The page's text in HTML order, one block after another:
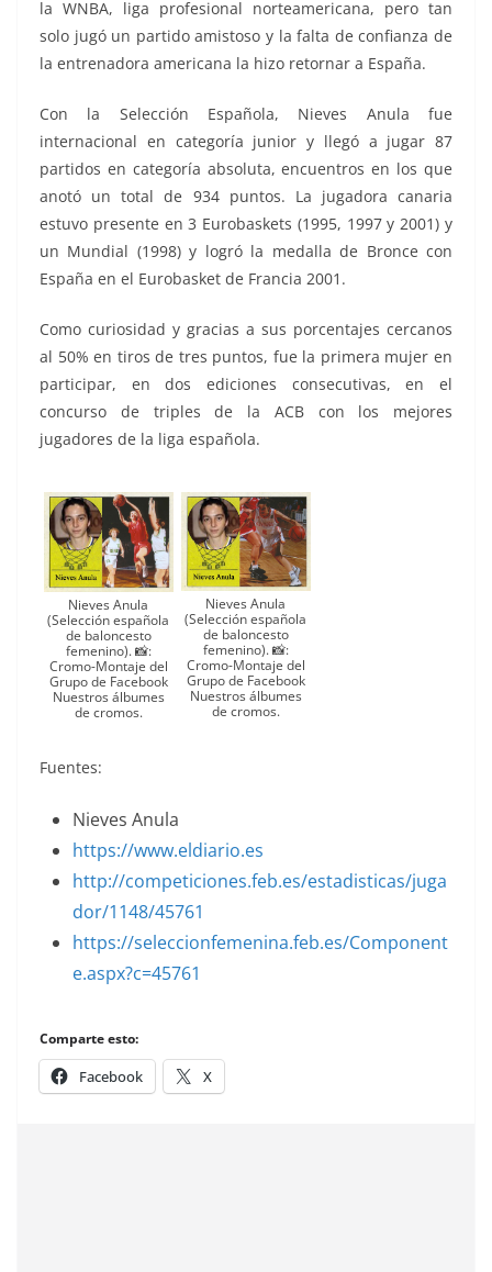
la WNBA, liga profesional norteamericana, pero tan
solo jugó un partido amistoso y la falta de confianza de
la entrenadora americana la hizo retornar a España.
Con la Selección Española, Nieves Anula fue
internacional en categoría junior y llegó a jugar 87
partidos en categoría absoluta, encuentros en los que
anotó un total de 934 puntos. La jugadora canaria
estuvo presente en 3 Eurobaskets (1995, 1997 y 2001) y
un Mundial (1998) y logró la medalla de Bronce con
España en el Eurobasket de Francia 2001.
Como curiosidad y gracias a sus porcentajes cercanos
al 50% en tiros de tres puntos, fue la primera mujer en
participar, en dos ediciones consecutivas, en el
concurso de triples de la ACB con los mejores
jugadores de la liga española.
Nieves Anula
(Selección española
de baloncesto
femenino). 📸:
Cromo-Montaje del
Grupo de Facebook
Nuestros álbumes
de cromos.
Nieves Anula
(Selección española
de baloncesto
femenino). 📸:
Cromo-Montaje del
Grupo de Facebook
Nuestros álbumes
de cromos.
Fuentes:
Nieves Anula
https://www.eldiario.es
http://competiciones.feb.es/estadisticas/juga
dor/1148/45761
https://seleccionfemenina.feb.es/Component
e.aspx?c=45761
Comparte esto:
Facebook X